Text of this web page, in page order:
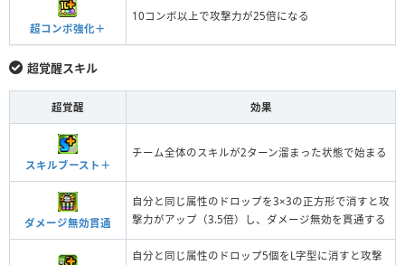
超コンボ強化＋
10コンボ以上で攻撃力が25倍になる
超覚醒スキル
超覚醒 効果
スキルブースト＋
チーム全体のスキルが2ターン溜まった状態で始まる
ダメージ無効貫通
自分と同じ属性のドロップを3×3の正方形で消すと攻
撃力がアップ（3.5倍）し、ダメージ無効を貫通する
自分と同じ属性のドロップ5個をL字型に消すと攻撃